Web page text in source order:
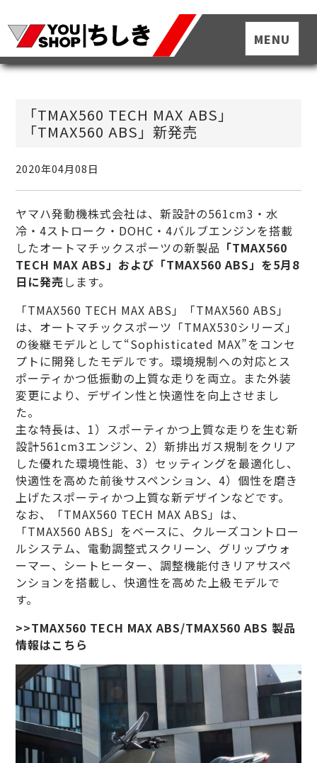
「TMAX560 TECH MAX ABS」
「TMAX560 ABS」新発売
2020年04月08日
ヤマハ発動機株式会社は、新設計の561cm3・水
冷・4ストローク・DOHC・4バルブエンジンを搭載
したオートマチックスポーツの新製品 「TMAX560
TECH MAX ABS」および「TMAX560 ABS」を5月8
日に発売します。
「TMAX560 TECH MAX ABS」「TMAX560 ABS」
は、オートマチックスポーツ「TMAX530シリーズ」
の後継モデルとして“Sophisticated MAX”をコンセ
プトに開発したモデルです。環境規制への対応とス
ポーティかつ低振動の上質な走りを両立。また外装
変更により、デザイン性と快適性を向上させまし
た。
主な特長は、1）スポーティかつ上質な走りを生む新
設計561cm3エンジン、2）新排出ガス規制をクリア
した優れた環境性能、3）セッティングを最適化し、
快適性を高めた前後サスペンション、4）個性を磨き
上げたスポーティかつ上質な新デザインなどです。
なお、「TMAX560 TECH MAX ABS」は、
「TMAX560 ABS」をベースに、クルーズコントロー
ルシステム、電動調整式スクリーン、グリップウォ
ーマー、シートヒーター、調整機能付きリアサスペ
ンションを搭載し、快適性を高めた上級モデルで
す。
>>TMAX560 TECH MAX ABS/TMAX560 ABS 製品
情報はこちら